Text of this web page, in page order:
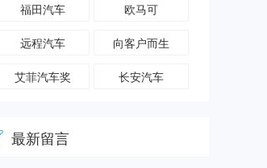
福田汽车 欧马可
远程汽车 向客户而生
艾菲汽车奖 长安汽车
最新留言